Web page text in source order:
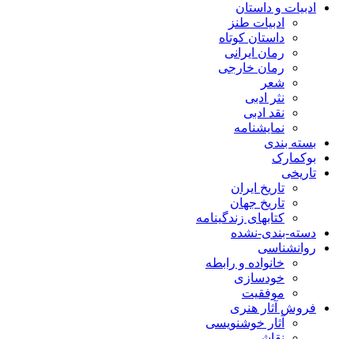
ادبیات و داستان
ادبیات طنز
داستان کوتاه
رمان ایرانی
رمان خارجی
شعر
نثر ادبی
نقد ادبی
نمایشنامه
بسته بندی
بوکمارک
تاریخی
تاریخ ایران
تاریخ جهان
کتابهای زندگینامه
دسته-بندی-نشده
روانشناسی
خانواده و رابطه
خودسازی
موفقیت
فروش آثار هنری
آثار خوشنویسی